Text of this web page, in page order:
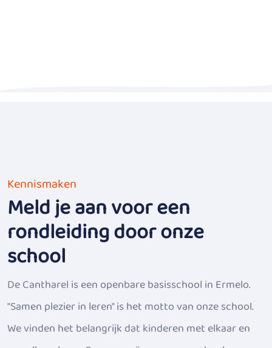
Kennismaken
Meld je aan voor een
rondleiding door onze
school
De Cantharel is een openbare basisschool in Ermelo.
"Samen plezier in leren" is het motto van onze school.
We vinden het belangrijk dat kinderen met elkaar en